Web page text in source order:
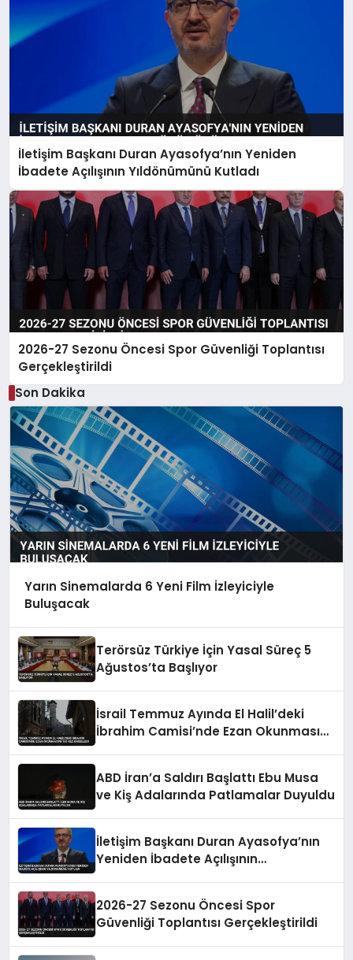
İletişim Başkanı Duran Ayasofya’nın Yeniden
İbadete Açılışının Yıldönümünü Kutladı
2026-27 Sezonu Öncesi Spor Güvenliği Toplantısı
Gerçekleştirildi
Son Dakika
Yarın Sinemalarda 6 Yeni Film İzleyiciyle
Buluşacak
Terörsüz Türkiye İçin Yasal Süreç 5
Ağustos’ta Başlıyor
İsrail Temmuz Ayında El Halil’deki
İbrahim Camisi’nde Ezan Okunmasını
ABD İran’a Saldırı Başlattı Ebu Musa
ve Kiş Adalarında Patlamalar Duyuldu
İletişim Başkanı Duran Ayasofya’nın
Yeniden İbadete Açılışının
2026-27 Sezonu Öncesi Spor
Güvenliği Toplantısı Gerçekleştirildi